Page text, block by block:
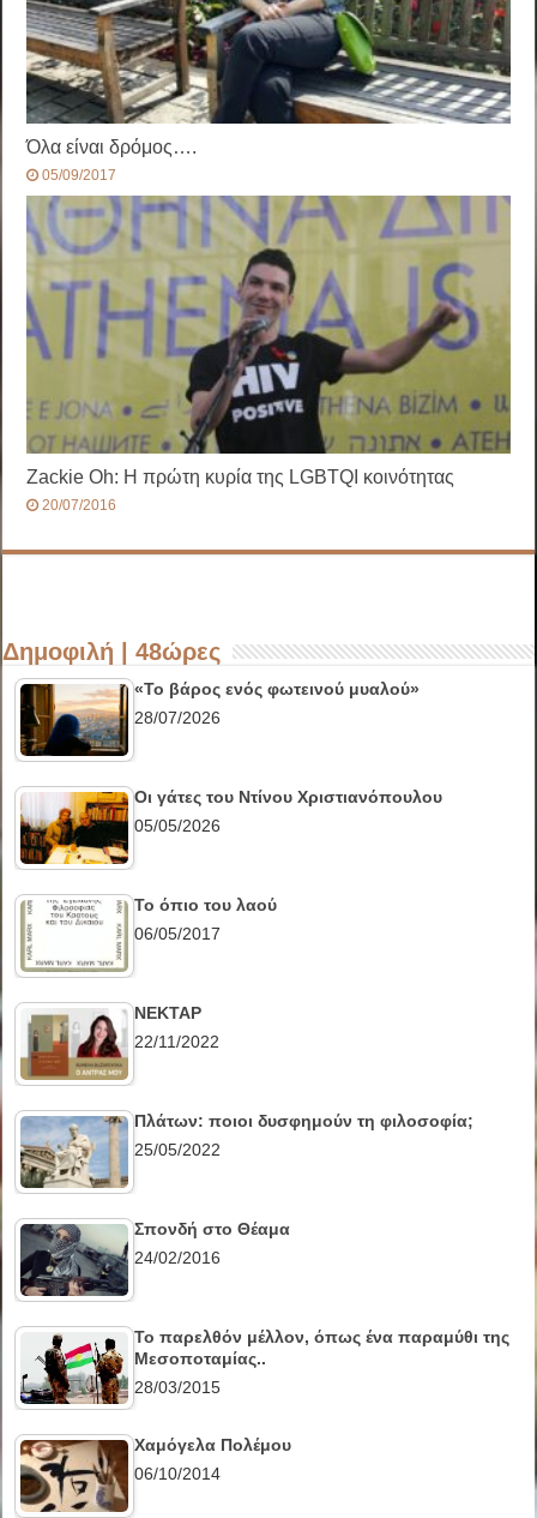
Όλα είναι δρόμος….
05/09/2017
Ζackie Oh: Η πρώτη κυρία της LGBTQΙ κοινότητας
20/07/2016
Δημοφιλή | 48ώρες
«Το βάρος ενός φωτεινού μυαλού»
28/07/2026
Οι γάτες του Ντίνου Χριστιανόπουλου
05/05/2026
Το όπιο του λαού
06/05/2017
ΝΕΚΤΑΡ
22/11/2022
Πλάτων: ποιοι δυσφημούν τη φιλοσοφία;
25/05/2022
Σπονδή στο Θέαμα
24/02/2016
Το παρελθόν μέλλον, όπως ένα παραμύθι της
Μεσοποταμίας..
28/03/2015
Χαμόγελα Πολέμου
06/10/2014